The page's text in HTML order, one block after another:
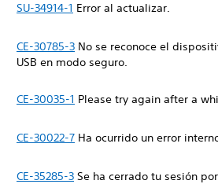
SU-34914-1 Error al actualizar.
CE-30785-3 No se reconoce el
USB en modo seguro.
CE-30035-1 Please try again after a
CE-30022-7 Ha ocurrido un error
CE-35285-3 Se ha cerrado tu sesión